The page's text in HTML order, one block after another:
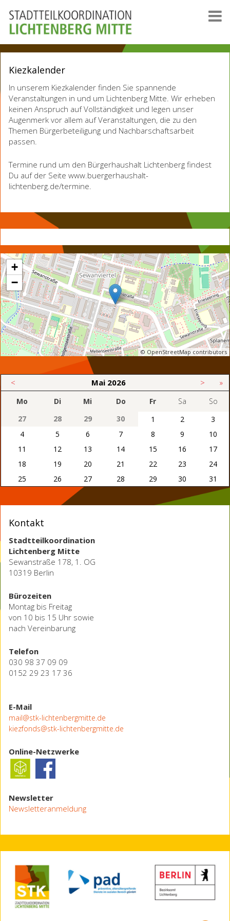
Kiezkalender
In unserem Kiezkalender finden Sie spannende
Veranstaltungen in und um Lichtenberg Mitte. Wir erheben
keinen Anspruch auf Vollständigkeit und legen unser
Augenmerk vor allem auf Veranstaltungen, die zu den
Themen Bürgerbeteiligung und Nachbarschaftsarbeit
passen.
Termine rund um den Bürgerhaushalt Lichtenberg findest
Du auf der Seite www.buergerhaushalt-
lichtenberg.de/termine.
+
−
© OpenStreetMap contributors
< Mai 2026 > »
Mo Di Mi Do Fr Sa
So
27
28 29 30 1 2
3
4
5 6 7 8 9
10
11
12 13 14 15 16
17
18
19 20 21 22 23
24
25
26 27 28 29 30 31
Kontakt
Stadtteilkoordination
Lichtenberg Mitte
Sewanstraße 178, 1. OG
10319 Berlin
Bürozeiten
Montag bis Freitag
von 10 bis 15 Uhr sowie
nach Vereinbarung
Telefon
030 98 37 09 09
0152 29 23 17 36
E-Mail
mail@stk-lichtenbergmitte.de
kiezfonds@stk-lichtenbergmitte.de
Online-Netzwerke
Newsletter
Newsletteranmeldung